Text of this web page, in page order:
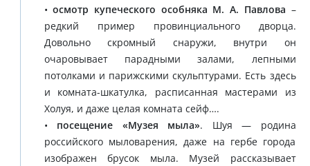
•осмотр купеческого особняка М. А. Павлова –
редкий пример провинциального дворца.
Довольно скромный снаружи, внутри он
очаровывает парадными залами, лепными
потолками и парижскими скульптурами. Есть здесь
и комната-шкатулка, расписанная мастерами из
Холуя, и даже целая комната сейф….
• посещение «Музея мыла». Шуя — родина
российского мыловарения, даже на гербе города
изображен брусок мыла. Музей рассказывает